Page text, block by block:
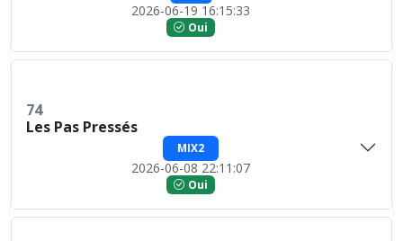
2026-06-19 16:15:33
Oui
74
Les Pas Pressés
MIX2
2026-06-08 22:11:07
Oui